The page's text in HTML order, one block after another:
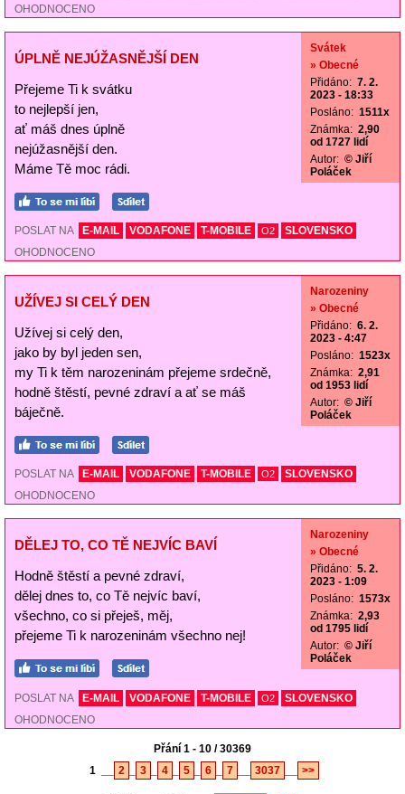
OHODNOCENO
ÚPLNĚ NEJÚŽASNĚJŠÍ DEN
Přejeme Ti k svátku
to nejlepší jen,
ať máš dnes úplně
nejúžasnější den.
Máme Tě moc rádi.
Svátek
» Obecné
Přidáno: 7. 2.
2023 - 18:33
Posláno: 1511x
Známka: 2,90
od 1727 lidí
Autor: © Jiří
Poláček
POSLAT NA E-MAIL VODAFONE T-MOBILE O2
SLOVENSKO
OHODNOCENO
UŽÍVEJ SI CELÝ DEN
Užívej si celý den,
jako by byl jeden sen,
my Ti k těm narozeninám přejeme srdečně,
hodně štěstí, pevné zdraví a ať se máš
báječně.
Narozeniny
» Obecné
Přidáno: 6. 2.
2023 - 4:47
Posláno: 1523x
Známka: 2,91
od 1953 lidí
Autor: © Jiří
Poláček
POSLAT NA E-MAIL VODAFONE T-MOBILE O2
SLOVENSKO
OHODNOCENO
DĚLEJ TO, CO TĚ NEJVÍC BAVÍ
Hodně štěstí a pevné zdraví,
dělej dnes to, co Tě nejvíc baví,
všechno, co si přeješ, měj,
přejeme Ti k narozeninám všechno nej!
Narozeniny
» Obecné
Přidáno: 5. 2.
2023 - 1:09
Posláno: 1573x
Známka: 2,93
od 1795 lidí
Autor: © Jiří
Poláček
POSLAT NA E-MAIL VODAFONE T-MOBILE O2
SLOVENSKO
OHODNOCENO
Přání 1 - 10 / 30369
1
2 3 4 5 6 7 3037 >>